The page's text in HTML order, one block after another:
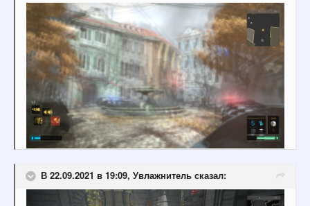
В 22.09.2021 в 19:09, Увлажнитель сказал: